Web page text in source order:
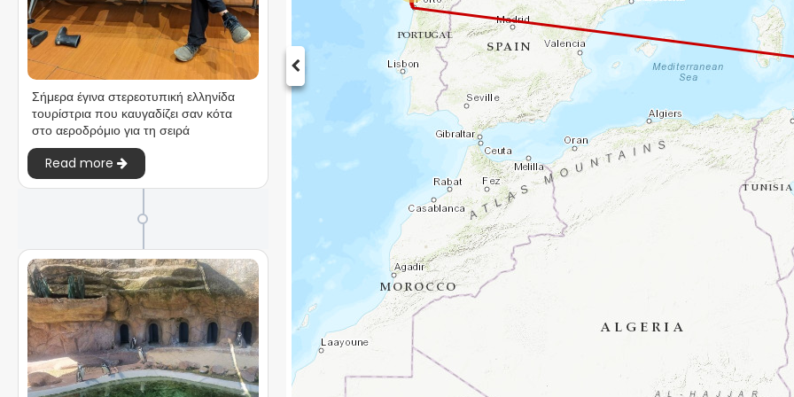
Σήμερα έγινα στερεοτυπική ελληνίδα
τουρίστρια που καυγαδίζει σαν κότα
στο αεροδρόμιο για τη σειρά
Read more